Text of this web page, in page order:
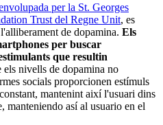
per la St. Georges
Trust del Regne Unit, es
de dopamina. Els
per buscar
que resultin
els nivells de dopamina no
socials proporcionen estímuls
mantenint així l'usuari dins
manteniendo así al usuario en el